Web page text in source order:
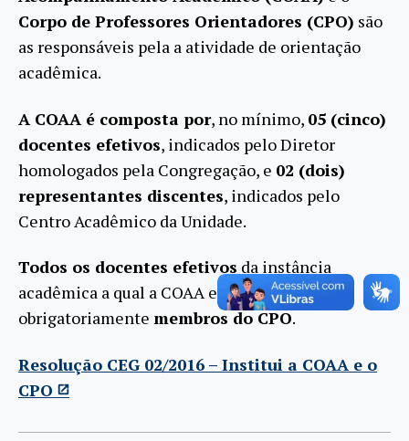
Corpo de Professores Orientadores (CPO) são
as responsáveis pela a atividade de orientação
acadêmica.
A COAA é composta por, no mínimo, 05 (cinco)
docentes efetivos, indicados pelo Diretor
homologados pela Congregação, e 02 (dois)
representantes discentes, indicados pelo
Centro Acadêmico da Unidade.
Todos os docentes efetivos da instância
acadêmica a qual a COAA está vinculada são
obrigatoriamente membros do CPO.
Resolução CEG 02/2016 – Institui a COAA e o
CPO